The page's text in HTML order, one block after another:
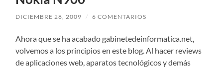
DICIEMBRE 28, 2009 / 6 COMENTARIOS
Ahora que se ha acabado gabinetedeinformatica.net,
volvemos a los principios en este blog. Al hacer reviews
de aplicaciones web, aparatos tecnológicos y demás